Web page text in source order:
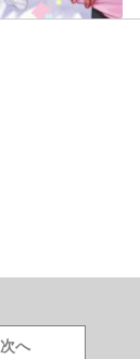
次へ